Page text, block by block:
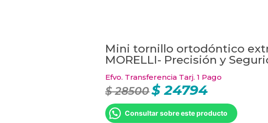
Mini tornillo ortodóntico
MORELLI- Precisión y
Efvo. Transferencia Tarj. 1 Pago
$28500 El
precio
original
era:
$ 28500.
$ 24794El
precio
actual
es:
$ 24794.
Consultar sobre este producto